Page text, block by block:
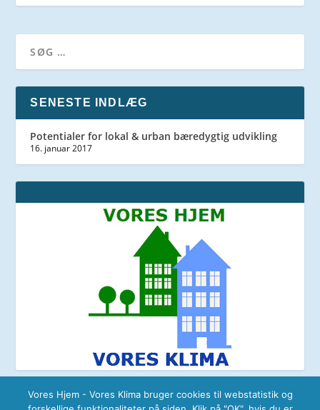
SENESTE INDLÆG
Potentialer for lokal & urban bæredygtig udvikling
16. januar 2017
Vores Hjem - Vores Klima bruger cookies til webstatistik og